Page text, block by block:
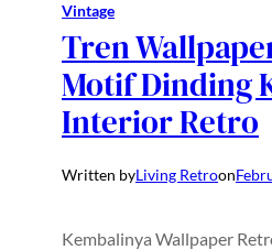
Vintage
Tren
Motif Dinding
Interior Retro
Written byLiving Retroon
Kembalinya Wallpaper